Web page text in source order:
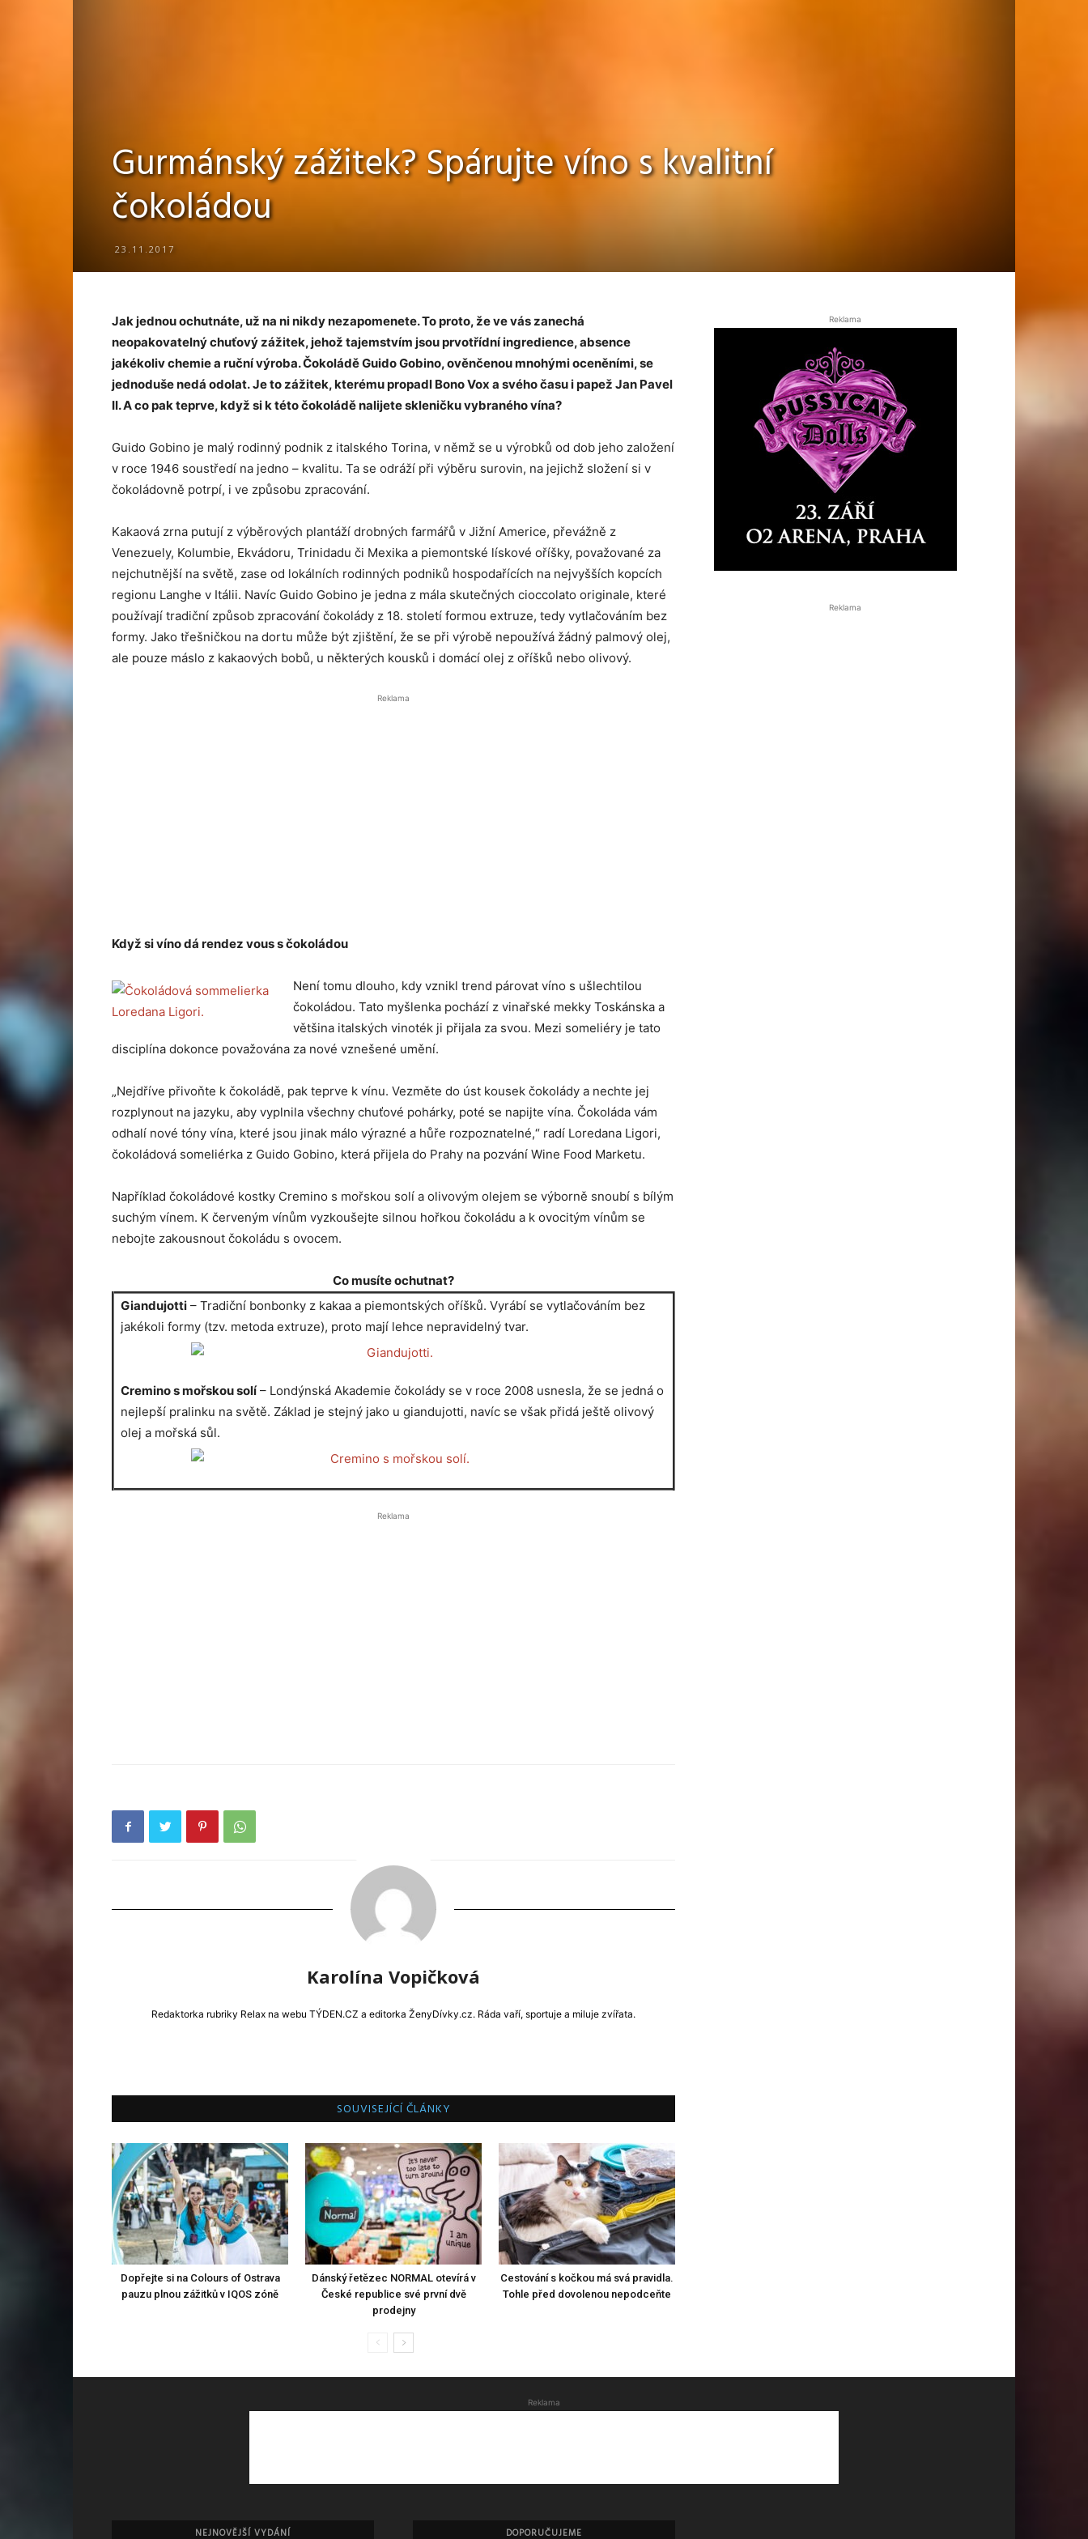
Gurmánský zážitek? Spárujte víno s kvalitní
čokoládou
23.11.2017
Jak jednou ochutnáte, už na ni nikdy nezapomenete. To proto, že ve vás zanechá
neopakovatelný chuťový zážitek, jehož tajemstvím jsou prvotřídní ingredience, absence
jakékoliv chemie a ruční výroba. Čokoládě Guido Gobino, ověnčenou mnohými oceněními, se
jednoduše nedá odolat. Je to zážitek, kterému propadl Bono Vox a svého času i papež Jan Pavel
II. A co pak teprve, když si k této čokoládě nalijete skleničku vybraného vína?
Guido Gobino je malý rodinný podnik z italského Torina, v němž se u výrobků od dob jeho založení
v roce 1946 soustředí na jedno – kvalitu. Ta se odráží při výběru surovin, na jejichž složení si v
čokoládovně potrpí, i ve způsobu zpracování.
Kakaová zrna putují z výběrových plantáží drobných farmářů v Jižní Americe, převážně z
Venezuely, Kolumbie, Ekvádoru, Trinidadu či Mexika a piemontské lískové oříšky, považované za
nejchutnější na světě, zase od lokálních rodinných podniků hospodařících na nejvyšších kopcích
regionu Langhe v Itálii. Navíc Guido Gobino je jedna z mála skutečných cioccolato originale, které
používají tradiční způsob zpracování čokolády z 18. století formou extruze, tedy vytlačováním bez
formy. Jako třešničkou na dortu může být zjištění, že se při výrobě nepoužívá žádný palmový olej,
ale pouze máslo z kakaových bobů, u některých kousků i domácí olej z oříšků nebo olivový.
Reklama
Když si víno dá rendez vous s čokoládou
Není tomu dlouho, kdy vznikl trend párovat víno s ušlechtilou
čokoládou. Tato myšlenka pochází z vinařské mekky Toskánska a
většina italských vinoték ji přijala za svou. Mezi someliéry je tato
disciplína dokonce považována za nové vznešené umění.
„Nejdříve přivoňte k čokoládě, pak teprve k vínu. Vezměte do úst kousek čokolády a nechte jej
rozplynout na jazyku, aby vyplnila všechny chuťové pohárky, poté se napijte vína. Čokoláda vám
odhalí nové tóny vína, které jsou jinak málo výrazné a hůře rozpoznatelné,“ radí Loredana Ligori,
čokoládová someliérka z Guido Gobino, která přijela do Prahy na pozvání Wine Food Marketu.
Například čokoládové kostky Cremino s mořskou solí a olivovým olejem se výborně snoubí s bílým
suchým vínem. K červeným vínům vyzkoušejte silnou hořkou čokoládu a k ovocitým vínům se
nebojte zakousnout čokoládu s ovocem.
Co musíte ochutnat?
Giandujotti – Tradiční bonbonky z kakaa a piemontských oříšků. Vyrábí se vytlačováním bez
jakékoli formy (tzv. metoda extruze), proto mají lehce nepravidelný tvar.
Cremino s mořskou solí– Londýnská Akademie čokolády se v roce 2008 usnesla, že se jedná o
nejlepší pralinku na světě. Základ je stejný jako u giandujotti, navíc se však přidá ještě olivový
olej a mořská sůl.
Reklama
Karolína Vopičková
Redaktorka rubriky Relax na webu TÝDEN.CZ a editorka ŽenyDívky.cz. Ráda vaří, sportuje a miluje zvířata.
SOUVISEJÍCÍ ČLÁNKY
Dopřejte si na Colours of Ostrava
pauzu plnou zážitků v IQOS zóně
Dánský řetězec NORMAL otevírá v
České republice své první dvě
prodejny
Cestování s kočkou má svá pravidla.
Tohle před dovolenou nepodceňte
Reklama
Reklama
Reklama
NEJNOVĚJŠÍ VYDÁNÍ DOPORUČUJEME